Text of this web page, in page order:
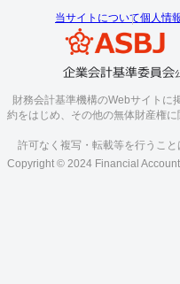
当サイトについて個人情
財務会計基準機構のWebサイトに
約をはじめ、その他の無体財産権
許可なく複写・転載等を行うこ
Copyright © 2024 Financial